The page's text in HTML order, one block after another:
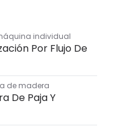
individual
Por Flujo De
de madera
De Paja Y